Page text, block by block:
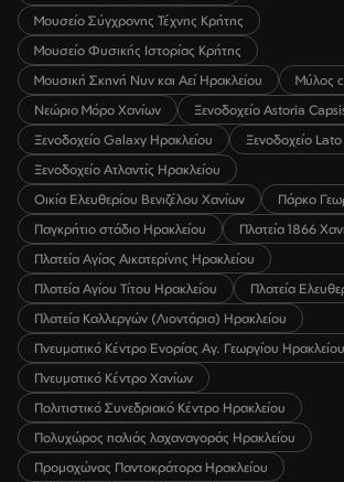
Μουσείο Σύγχρονης Τέχνης Κρήτης
Μουσείο Φυσικής Ιστορίας Κρήτης
Μουσική Σκηνή Νυν και Αεί Ηρακλείου
Μύλος
Νεώριο Μόρο Χανίων
Ξενοδοχείο Astoria
Ξενοδοχείο Galaxy Ηρακλείου
Ξενοδοχείο
Ξενοδοχείο Ατλαντίς Ηρακλείου
Οικία Ελευθερίου Βενιζέλου Χανίων
Πάρκο
Παγκρήτιο στάδιο Ηρακλείου
Πλατεία 1866
Πλατεία Αγίας Αικατερίνης Ηρακλείου
Πλατεία Αγίου Τίτου Ηρακλείου
Πλατεία
Πλατεία Καλλεργών (Λιοντάρια) Ηρακλείου
Πνευματικό Κέντρο Ενορίας Αγ. Γεωργίου Ηρακλείου
Πνευματικό Κέντρο Χανίων
Πολιτιστικό Συνεδριακό Κέντρο Ηρακλείου
Πολυχώρος παλιάς λαχαναγοράς Ηρακλείου
Προμαχώνας Παντοκράτορα Ηρακλείου